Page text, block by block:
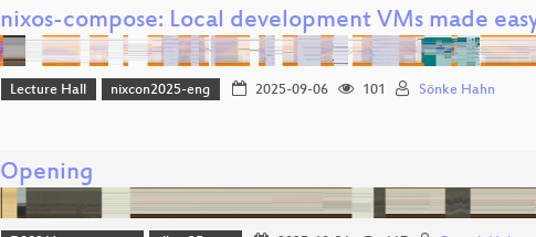
nixos-compose: Local development VMs made
Lecture Hall nixcon2025-eng 2025-09-06 101 Sönke Hahn
Opening